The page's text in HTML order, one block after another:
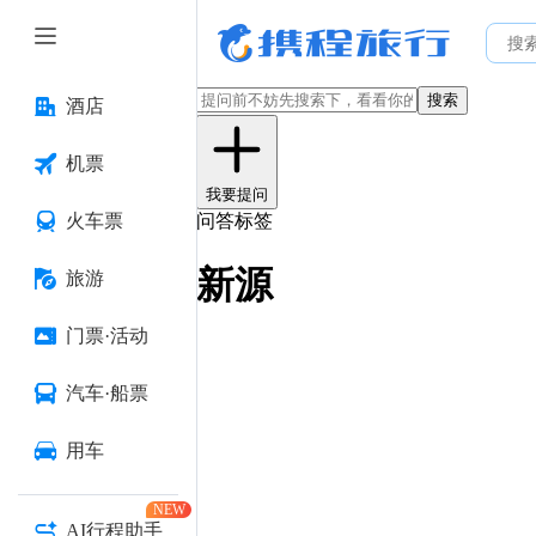
酒店
机票
火车票
旅游
门票·活动
汽车·船票
用车
AI行程助手
NEW
搜索
我要提问
问答标签
新源